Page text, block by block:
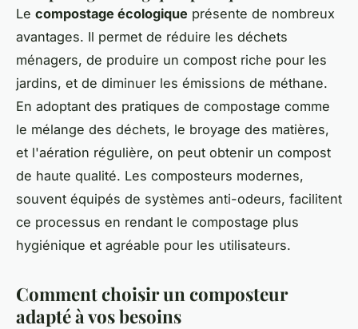
Le compostage écologique présente de nombreux
avantages. Il permet de réduire les déchets
ménagers, de produire un compost riche pour les
jardins, et de diminuer les émissions de méthane.
En adoptant des pratiques de compostage comme
le mélange des déchets, le broyage des matières,
et l'aération régulière, on peut obtenir un compost
de haute qualité. Les composteurs modernes,
souvent équipés de systèmes anti-odeurs, facilitent
ce processus en rendant le compostage plus
hygiénique et agréable pour les utilisateurs.
Comment choisir un composteur
adapté à vos besoins